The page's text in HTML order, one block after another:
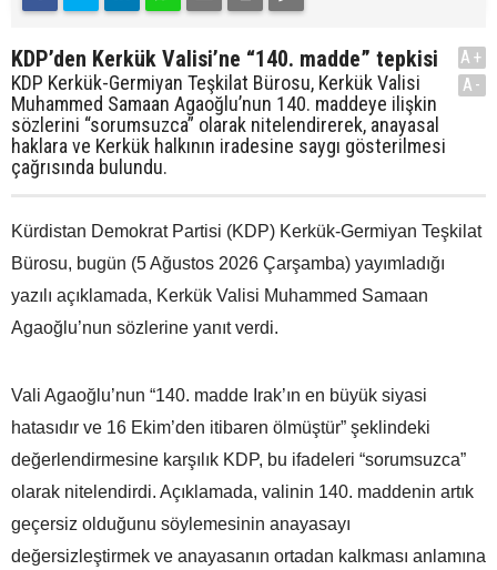
KDP’den Kerkük Valisi’ne “140. madde” tepkisi
KDP Kerkük-Germiyan Teşkilat Bürosu, Kerkük Valisi
Muhammed Samaan Agaoğlu’nun 140. maddeye ilişkin
sözlerini “sorumsuzca” olarak nitelendirerek, anayasal
haklara ve Kerkük halkının iradesine saygı gösterilmesi
çağrısında bulundu.
A+
A-
Kürdistan Demokrat Partisi (KDP) Kerkük-Germiyan Teşkilat
Bürosu, bugün (5 Ağustos 2026 Çarşamba) yayımladığı
yazılı açıklamada, Kerkük Valisi Muhammed Samaan
Agaoğlu’nun sözlerine yanıt verdi.
Vali Agaoğlu’nun “140. madde Irak’ın en büyük siyasi
hatasıdır ve 16 Ekim’den itibaren ölmüştür” şeklindeki
değerlendirmesine karşılık KDP, bu ifadeleri “sorumsuzca”
olarak nitelendirdi. Açıklamada, valinin 140. maddenin artık
geçersiz olduğunu söylemesinin anayasayı
değersizleştirmek ve anayasanın ortadan kalkması anlamına